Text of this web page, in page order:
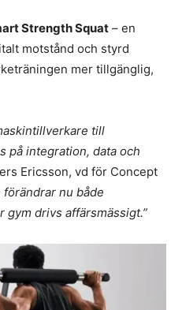
Strength Squat – en
motstånd och styrd
mer tillgänglig,
till
på integration, data och
Ericsson, vd för Concept
förändrar nu både
drivs affärsmässigt.”